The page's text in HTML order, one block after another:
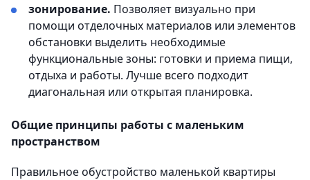
зонирование. Позволяет визуально при
помощи отделочных материалов или элементов
обстановки выделить необходимые
функциональные зоны: готовки и приема пищи,
отдыха и работы. Лучше всего подходит
диагональная или открытая планировка.
Общие принципы работы с маленьким
пространством
Правильное обустройство маленькой квартиры